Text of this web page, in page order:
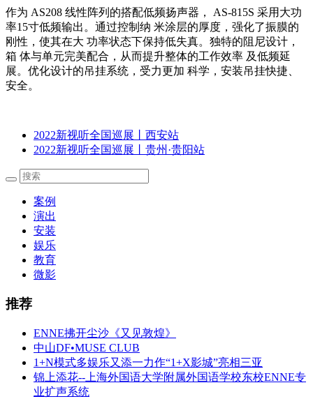
作为 AS208 线性阵列的搭配低频扬声器， AS-815S 采用大功
率15寸低频输出。通过控制纳 米涂层的厚度，强化了振膜的
刚性，使其在大 功率状态下保持低失真。独特的阻尼设计，
箱 体与单元完美配合，从而提升整体的工作效率 及低频延
展。优化设计的吊挂系统，受力更加 科学，安装吊挂快捷、
安全。
2022新视听全国巡展丨西安站
2022新视听全国巡展丨贵州·贵阳站
案例
演出
安装
娱乐
教育
微影
推荐
ENNE拂开尘沙《又见敦煌》
中山DF•MUSE CLUB
1+N模式多娱乐又添一力作“1+X影城”亮相三亚
锦上添花--上海外国语大学附属外国语学校东校ENNE专
业扩声系统